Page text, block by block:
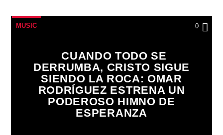
MUSIC 0
CUANDO TODO SE
DERRUMBA, CRISTO SIGUE
SIENDO LA ROCA: OMAR
RODRÍGUEZ ESTRENA UN
PODEROSO HIMNO DE
ESPERANZA